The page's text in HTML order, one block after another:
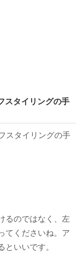
スタイリングの手
るのではなく、左
てくださいね。ア
といいです。